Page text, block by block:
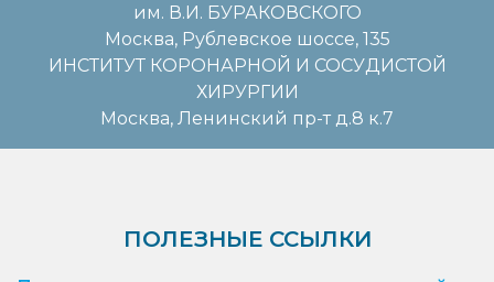
им. В.И. БУРАКОВСКОГО
Москва, Рублевское шоссе, 135
ИНСТИТУТ КОРОНАРНОЙ И СОСУДИСТОЙ
ХИРУРГИИ
Москва, Ленинский пр-т д.8 к.7
ПОЛЕЗНЫЕ ССЫЛКИ